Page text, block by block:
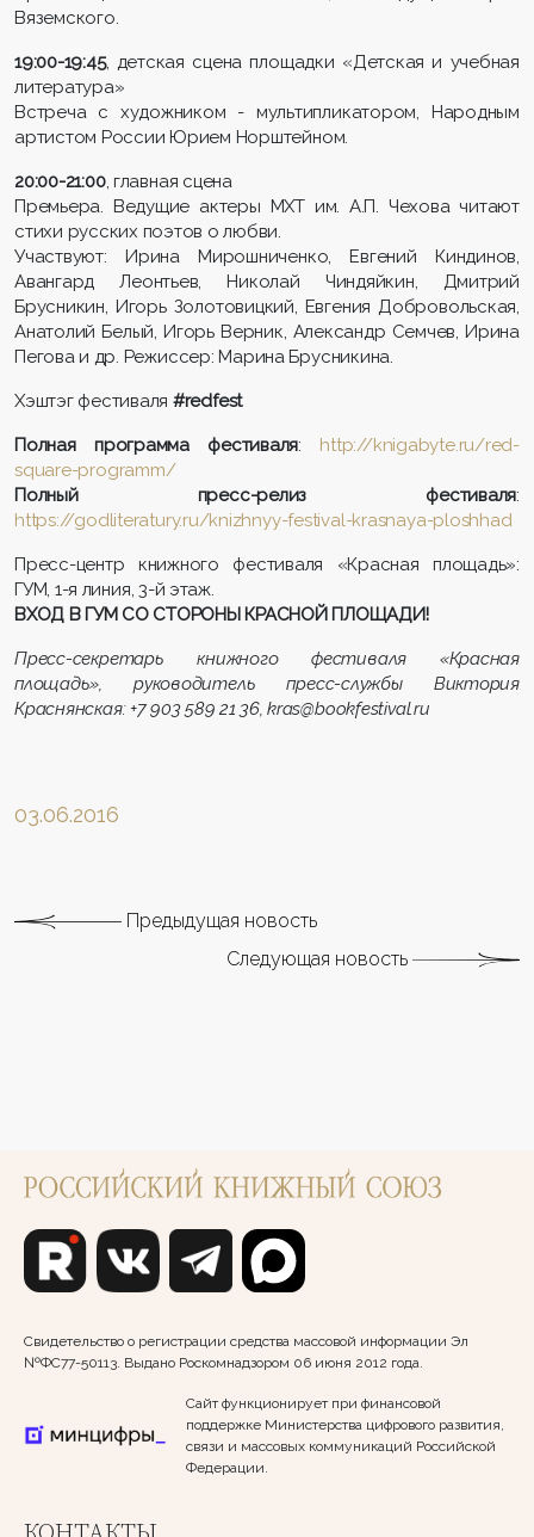
Вяземского.
19:00-19:45, детская сцена площадки «Детская и учебная
литература»
Встреча с художником - мультипликатором, Народным
артистом России Юрием Норштейном.
20:00-21:00, главная сцена
Премьера. Ведущие актеры МХТ им. А.П. Чехова читают
стихи русских поэтов о любви.
Участвуют: Ирина Мирошниченко, Евгений Киндинов,
Авангард Леонтьев, Николай Чиндяйкин, Дмитрий
Брусникин, Игорь Золотовицкий, Евгения Добровольская,
Анатолий Белый, Игорь Верник, Александр Семчев, Ирина
Пегова и др. Режиссер: Марина Брусникина.
Хэштэг фестиваля #redfest
Полная программа фестиваля: http://knigabyte.ru/red-
square-programm/
Полный пресс-релиз фестиваля:
https://godliteratury.ru/knizhnyy-festival-krasnaya-ploshhad
Пресс-центр книжного фестиваля «Красная площадь»:
ГУМ, 1-я линия, 3-й этаж.
ВХОД В ГУМ СО СТОРОНЫ КРАСНОЙ ПЛОЩАДИ!
Пресс-секретарь книжного фестиваля «Красная
площадь», руководитель пресс-службы Виктория
Краснянская: +7 903 589 21 36,kras@bookfestival.ru
03.06.2016
Предыдущая новость
Следующая новость
Свидетельство о регистрации средства массовой информации Эл
№ФС77-50113. Выдано Роскомнадзором 06 июня 2012 года.
Сайт функционирует при финансовой
поддержке Министерства цифрового развития,
связи и массовых коммуникаций Российской
Федерации.